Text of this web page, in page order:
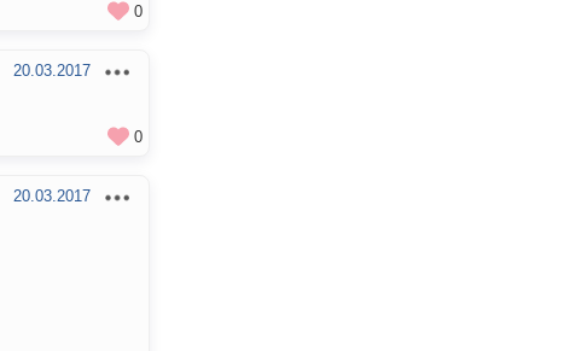
0
20.03.2017
0
20.03.2017